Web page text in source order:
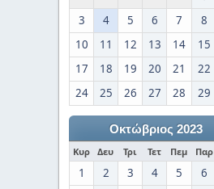
3
4 5 6 7 8
10
11 12 13 14 15
17
18 19 20 21 22
24
25 26 27 28 29
Οκτώβριος 2023
Κυρ Δευ Τρι Τετ Πεμ Παρ
1 2 3 4 5 6